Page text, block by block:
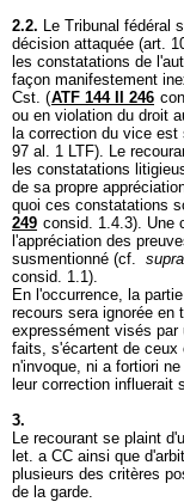
2.2. Le Tribunal fédéral
décision attaquée (art.
les constatations de
façon manifestement
Cst. (ATF 144 II 246
ou en violation du droit
la correction du vice
97 al. 1 LTF). Le
les constatations
de sa propre
quoi ces constatations
249 consid. 1.4.3). Une
l'appréciation des
susmentionné (cf. supra
consid. 1.1).
En l'occurrence, la
recours sera ignorée
expressément visés par
faits, s'écartent de ceux
n'invoque, ni a fortiori
leur correction influerait
3.
Le recourant se plaint
let. a CC ainsi que
plusieurs des critères
de la garde.